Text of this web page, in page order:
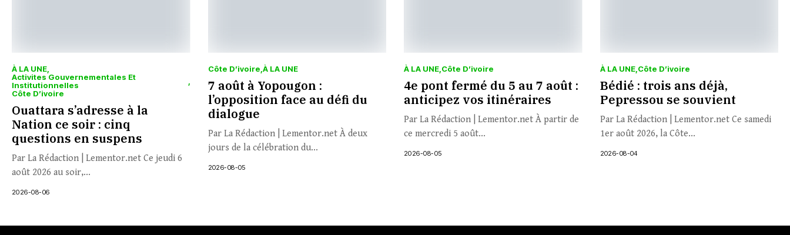
À LA UNE
Activites Gouvernementales Et
Institutionnelles
Côte D’ivoire
Ouattara s’adresse à la
Nation ce soir : cinq
questions en suspens
Par La Rédaction | Lementor.net Ce jeudi 6
août 2026 au soir,...
2026-08-06
Côte D’ivoire À LA UNE
7 août à Yopougon :
l’opposition face au défi du
dialogue
Par La Rédaction | Lementor.net À deux
jours de la célébration du...
2026-08-05
À LA UNE Côte D’ivoire
4e pont fermé du 5 au 7 août :
anticipez vos itinéraires
Par La Rédaction | Lementor.net À partir de
ce mercredi 5 août...
2026-08-05
À LA UNE Côte D’ivoire
Bédié : trois ans déjà,
Pepressou se souvient
Par La Rédaction | Lementor.net Ce samedi
1er août 2026, la Côte...
2026-08-04